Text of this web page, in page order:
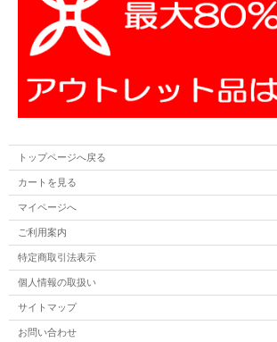
トップページへ戻る
カートを見る
マイページへ
ご利用案内
特定商取引法表示
個人情報の取扱い
サイトマップ
お問い合わせ